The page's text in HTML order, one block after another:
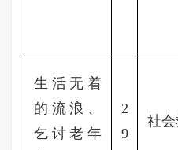
生活无着
的流浪、
乞讨老年
2
9
社